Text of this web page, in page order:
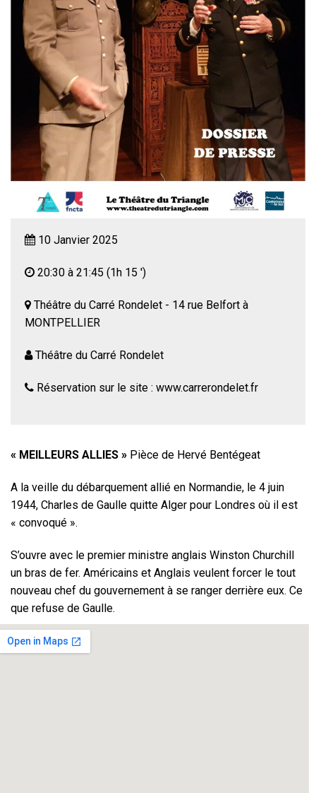
10 Janvier 2025
20:30 à 21:45 (1h 15 ')
Théâtre du Carré Rondelet - 14 rue Belfort à
MONTPELLIER
Théâtre du Carré Rondelet
Réservation sur le site : www.carrerondelet.fr
« MEILLEURS ALLIES » Pièce de Hervé Bentégeat
A la veille du débarquement allié en Normandie, le 4 juin
1944, Charles de Gaulle quitte Alger pour Londres où il est
« convoqué ».
S’ouvre avec le premier ministre anglais Winston Churchill
un bras de fer. Américains et Anglais veulent forcer le tout
nouveau chef du gouvernement à se ranger derrière eux. Ce
que refuse de Gaulle.
Un face-à-face orageux entre deux monstres de l’Histoire,
qui éprouvent l’un pour l’autre un mélange d’estime et